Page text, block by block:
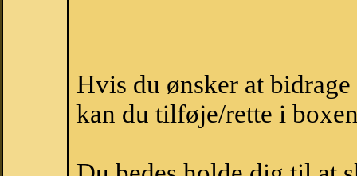
Hvis du ønsker at
kan du tilføje/rette i